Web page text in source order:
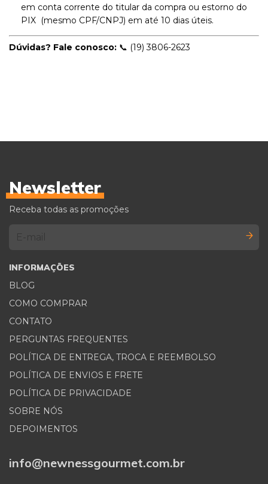
em conta corrente do titular da compra ou estorno do
PIX (mesmo CPF/CNPJ) em até 10 dias úteis.
Dúvidas? Fale conosco: 📞 (19) 3806-2623
Newsletter
Receba todas as promoções
INFORMAÇÕES
BLOG
COMO COMPRAR
CONTATO
PERGUNTAS FREQUENTES
POLÍTICA DE ENTREGA, TROCA E REEMBOLSO
POLÍTICA DE ENVIOS E FRETE
POLÍTICA DE PRIVACIDADE
SOBRE NÓS
DEPOIMENTOS
info@newnessgourmet.com.br